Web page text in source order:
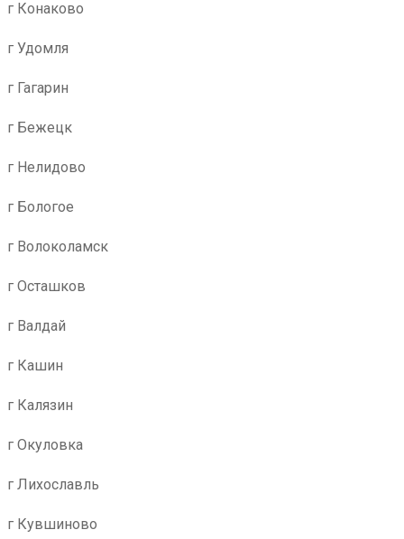
г Конаково
г Удомля
г Гагарин
г Бежецк
г Нелидово
г Бологое
г Волоколамск
г Осташков
г Валдай
г Кашин
г Калязин
г Окуловка
г Лихославль
г Кувшиново